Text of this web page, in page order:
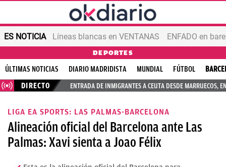
ES NOTICIA Líneas blancas en VENTANAS ENFADO en
DEPORTES
ÚLTIMAS NOTICIAS DIARIO MADRIDISTA MUNDIAL FÚTBOL
DIRECTO
ENTRADA DE INMIGRANTES A CEUTA DESDE MARRUECOS,
LIGA EA SPORTS: LAS PALMAS-BARCELONA
Alineación oficial del Barcelona ante Las
Palmas: Xavi sienta a Joao Félix